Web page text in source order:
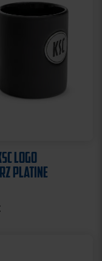
LOGO
PLATINE